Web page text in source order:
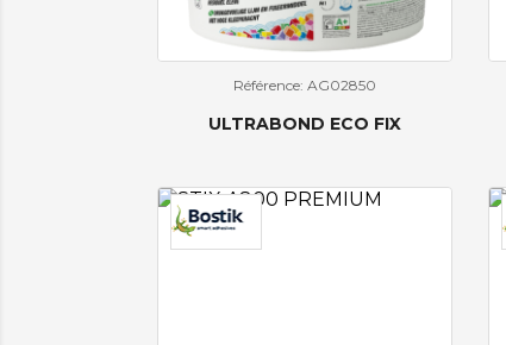
Référence: AG02850
ULTRABOND ECO FIX